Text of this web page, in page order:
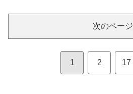
次のページ
1 2 17